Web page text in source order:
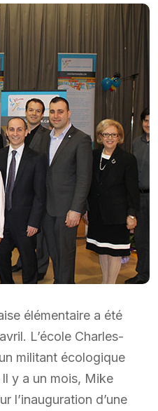
élémentaire a été
L’école Charles-
militant écologique
y a un mois, Mike
l’inauguration d’une